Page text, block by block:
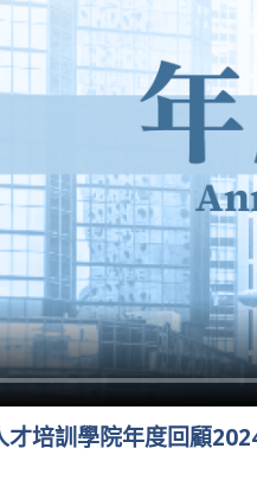
才培訓學院年度回顧